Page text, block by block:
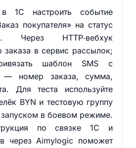
1С настроить событие
покупателя» на статус
Через HTTP‑вебхук
заказа в сервис рассылок;
шаблон SMS с
— номер заказа, сумма,
Для теста используйте
BYN и тестовую группу
запуском в боевом режиме.
по связке 1С и
через Aimylogic поможет